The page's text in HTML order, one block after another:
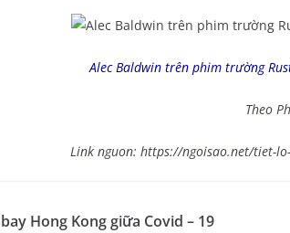
Alec Baldwin trên phim trường
Theo
Link nguon: https://ngoisao.net/tiet-
Hong Kong giữa Covid – 19